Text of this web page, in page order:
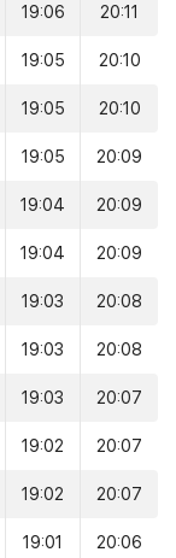
19:06 20:11
19:05 20:10
19:05 20:10
19:05 20:09
19:04 20:09
19:04 20:09
19:03 20:08
19:03 20:08
19:03 20:07
19:02 20:07
19:02 20:07
19:01 20:06